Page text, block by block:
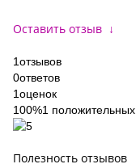
Оставить отзыв ↓
1отзывов
0ответов
1оценок
100%1 положительных
Полезность отзывов